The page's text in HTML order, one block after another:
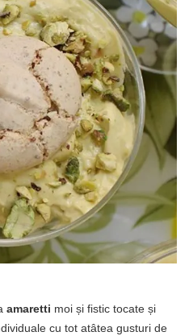
amaretti moi și fistic tocate și
cu tot atâtea gusturi de